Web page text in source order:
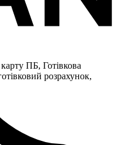
ПБ, Готівкова
розрахунок,